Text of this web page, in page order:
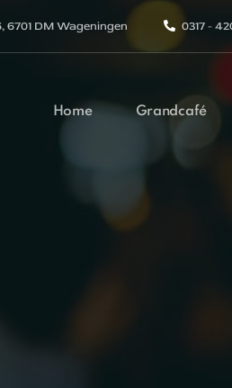
6701 DM Wageningen 0317 -
Home Grandcafé